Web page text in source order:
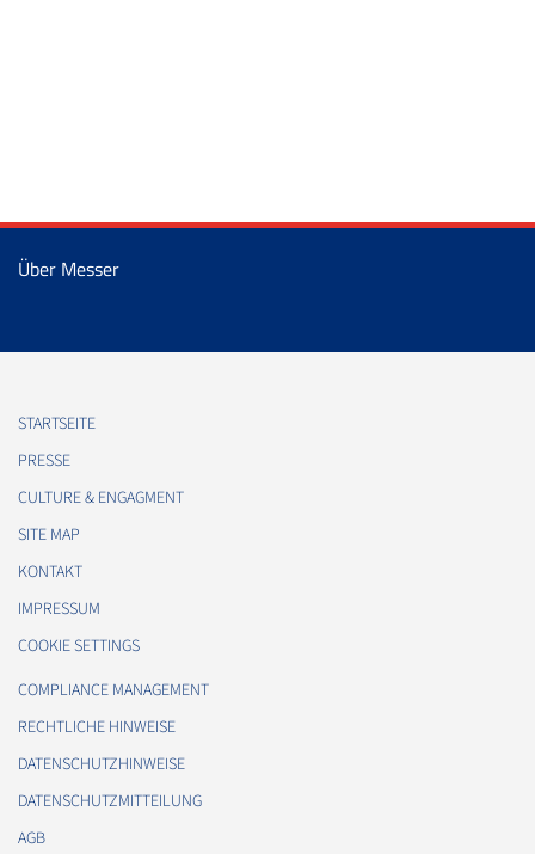
Über Messer
STARTSEITE
PRESSE
CULTURE & ENGAGMENT
SITE MAP
KONTAKT
IMPRESSUM
COOKIE SETTINGS
COMPLIANCE MANAGEMENT
RECHTLICHE HINWEISE
DATENSCHUTZHINWEISE
DATENSCHUTZMITTEILUNG
AGB